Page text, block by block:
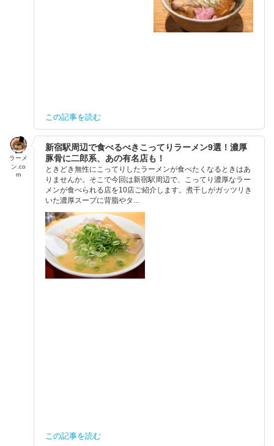
この記事を読む
ラーメ
ン.co
m
新宿駅周辺で食べるべきこってりラーメン9選！濃厚
豚骨に二郎系、あの有名店も！
ときどき無性にこってりしたラーメンが食べたくなるときはあ
りませんか。そこで今回は新宿駅周辺で、こってり濃厚なラー
メンが食べられる店を10店ご紹介します。煮干しがガッツリき
いた濃厚スープに背脂やタ...
この記事を読む